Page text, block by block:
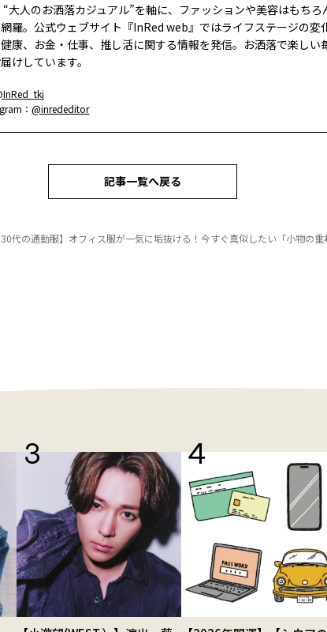
“大人のお洒落カジュアル”を軸に、ファッションや美容はもち
羅。公式ウェブサイト『InRed web』ではライフステージの変
康、お金・仕事、推し活に関する情報を発信。お洒落で楽しい
けしています。
：@inrededitor
記事一覧へ戻る
30代の通勤服】オフィス服が一気に垢抜ける！今すぐ真似したい「小物の